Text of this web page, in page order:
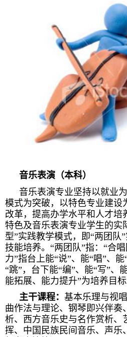
音乐表演（本科）
音乐表演专业坚持以就业
模式为突破，以特色专业建设
改革，提高办学水平和人才培
特色及音乐表演专业学生的实
型”实践教学模式，即“两团队
技能培养。“两团队”指：“合
力”指台上能“说”、能“唱”、
“跳”，台下能“编”、能“写”、
能拓展、能力提升”为培养目标
主干课程： 基本乐理与视
曲作法与理论、钢琴即兴伴奏
析、西方音乐史与名作赏析、
挥、中国民族民间音乐、声乐